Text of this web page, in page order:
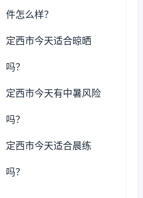
件怎么样？
定西市今天适合晾晒
吗？
定西市今天有中暑风险
吗？
定西市今天适合晨练
吗？